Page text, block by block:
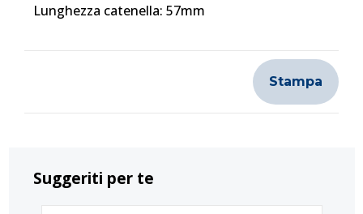
Lunghezza catenella: 57mm
Stampa
Suggeriti per te